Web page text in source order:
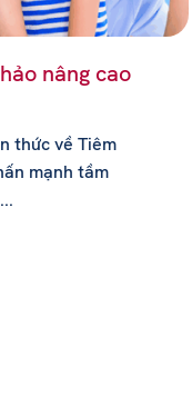
nâng cao
thức về Tiêm
mạnh tầm